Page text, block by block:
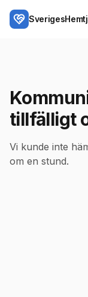
Hoppa till
tillfälligt
Vi kunde inte
om en stund.